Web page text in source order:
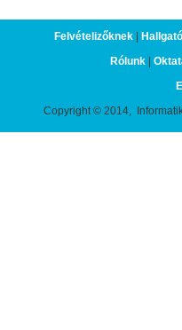
Felvételizőknek|
Rólunk|
Copyright © 2014,